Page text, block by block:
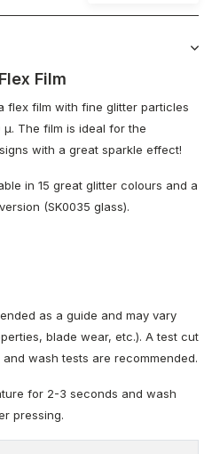
Film
flex film with fine glitter particles
The film is ideal for the
with a great sparkle effect!
in 15 great glitter colours and a
(SK0035 glass).
as a guide and may vary
blade wear, etc.). A test cut
wash tests are recommended.
for 2-3 seconds and wash
pressing.